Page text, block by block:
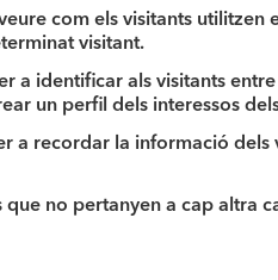
com els visitants
visitant.
a identificar als visitants
un perfil dels interessos
a recordar la informació
que no pertanyen a cap altra